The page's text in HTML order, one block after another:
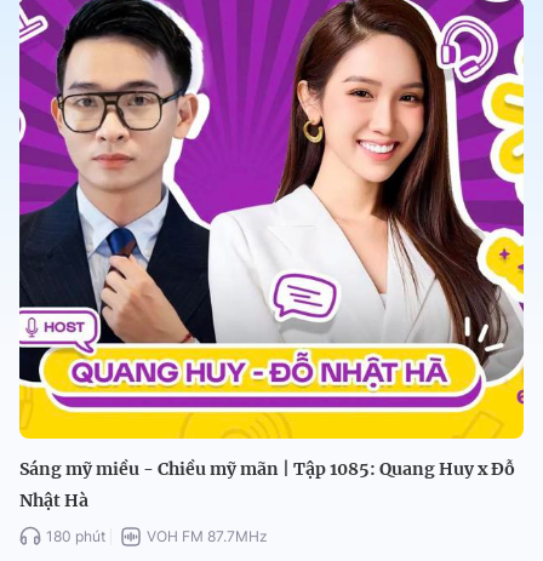
Sáng mỹ miều - Chiều mỹ mãn | Tập 1085: Quang Huy x Đỗ
Nhật Hà
180 phút VOH FM 87.7MHz